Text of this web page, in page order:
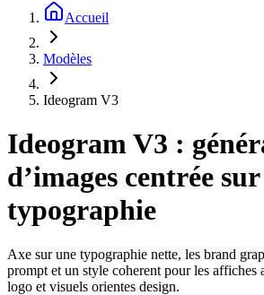
Accueil
Modèles
Ideogram V3
Ideogram V3 :
d’images centrée
typographie
Axe sur une typographie nette, les brand
prompt et un style coherent pour les affiches
logo et visuels orientes design.